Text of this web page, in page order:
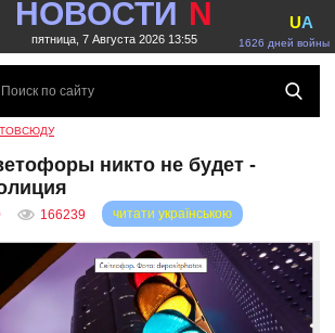
НОВОСТИ N
пятница, 7 Августа 2026 13:55 1626 дней войны
UA
никто не будет -
166239 читати українською